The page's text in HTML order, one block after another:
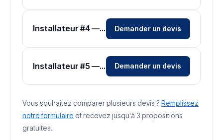
Installateur #4 — Zone Puy-de-Dôme Demander un devis
Installateur #5 — Zone Puy-de-Dôme Demander un devis
Vous souhaitez comparer plusieurs devis ? Remplissez
notre formulaire et recevez jusqu'à 3 propositions
gratuites.